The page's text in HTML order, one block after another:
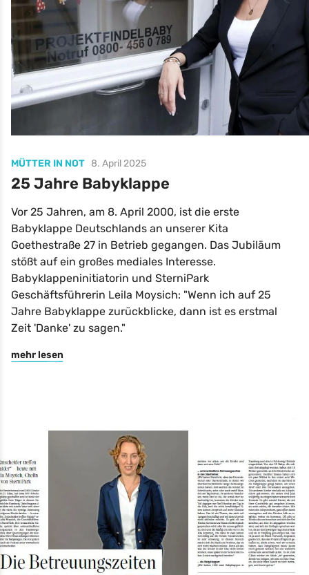
MÜTTER IN NOT 8. April 2025
25 Jahre Babyklappe
Vor 25 Jahren, am 8. April 2000, ist die erste
Babyklappe Deutschlands an unserer Kita
Goethestraße 27 in Betrieb gegangen. Das Jubiläum
stößt auf ein großes mediales Interesse.
Babyklappeninitiatorin und SterniPark
Geschäftsführerin Leila Moysich: "Wenn ich auf 25
Jahre Babyklappe zurückblicke, dann ist es erstmal
Zeit 'Danke' zu sagen."
mehr lesen